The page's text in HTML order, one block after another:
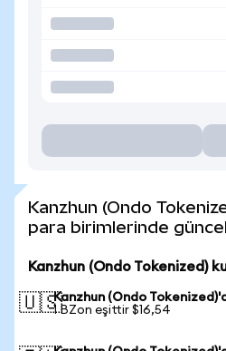
Kanzhun (Ondo
para birimlerinde
Kanzhun (Ondo Tokenized)
🇺🇸Kanzhun (Ondo
1 BZon eşittir $16,54